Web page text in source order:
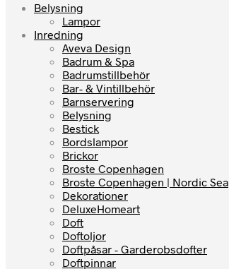
Belysning
Lampor
Inredning
Aveva Design
Badrum & Spa
Badrumstillbehör
Bar- & Vintillbehör
Barnservering
Belysning
Bestick
Bordslampor
Brickor
Broste Copenhagen
Broste Copenhagen | Nordic Sea
Dekorationer
DeluxeHomeart
Doft
Doftoljor
Doftpåsar - Garderobsdofter
Doftpinnar